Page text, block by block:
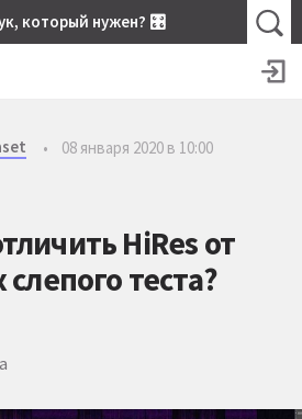
который нужен? 🎛
•
08 января 2020 в 10:00
HiRes от
слепого теста?